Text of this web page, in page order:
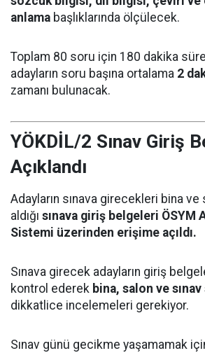
anlama başlıklarında ölçülecek.
Toplam 80 soru için 180 dakika
adayların soru başına ortalama 2
zamanı bulunacak.
YÖKDİL/2 Sınav Giriş
Açıklandı
Adayların sınava girecekleri bina
aldığı sınava giriş belgeleri ÖSYM
Sistemi üzerinden erişime açıldı.
Sınava girecek adayların giriş
kontrol ederek bina, salon ve
dikkatlice incelemeleri gerekiyor.
Sınav günü gecikme yaşamamak